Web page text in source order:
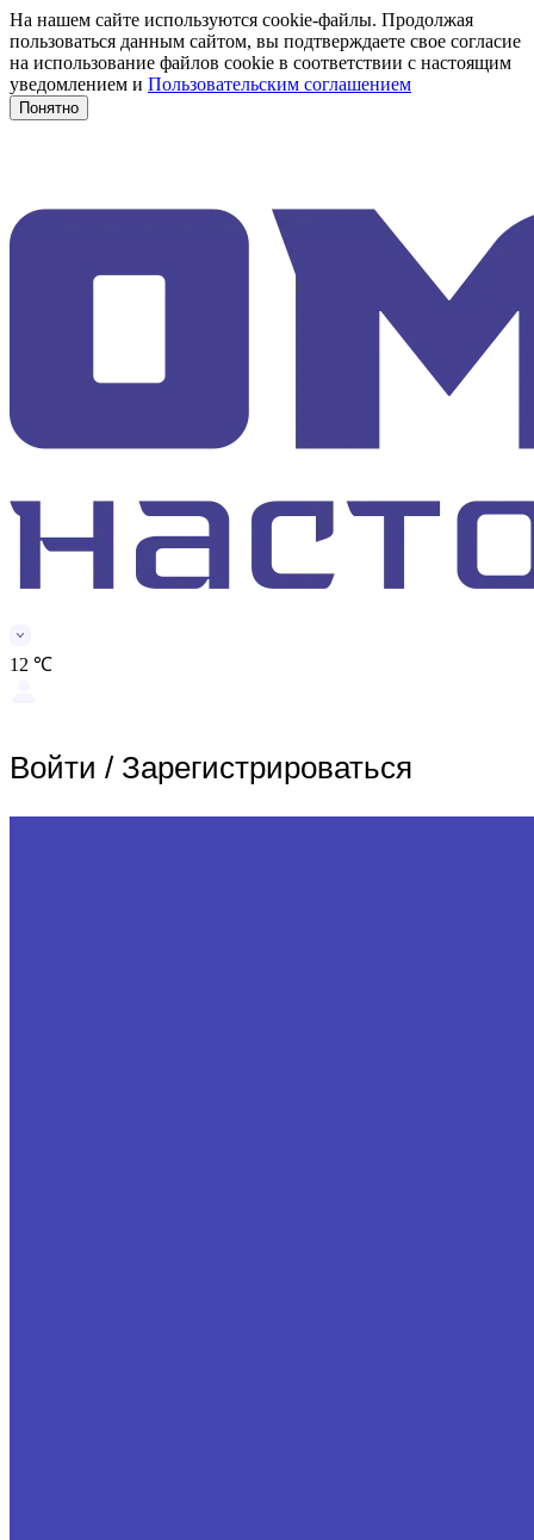
На нашем сайте используются cookie-файлы. Продолжая
пользоваться данным сайтом, вы подтверждаете свое согласие
на использование файлов cookie в соответствии с настоящим
уведомлением и Пользовательским соглашением
Понятно
12 ℃
Войти / Зарегистрироваться